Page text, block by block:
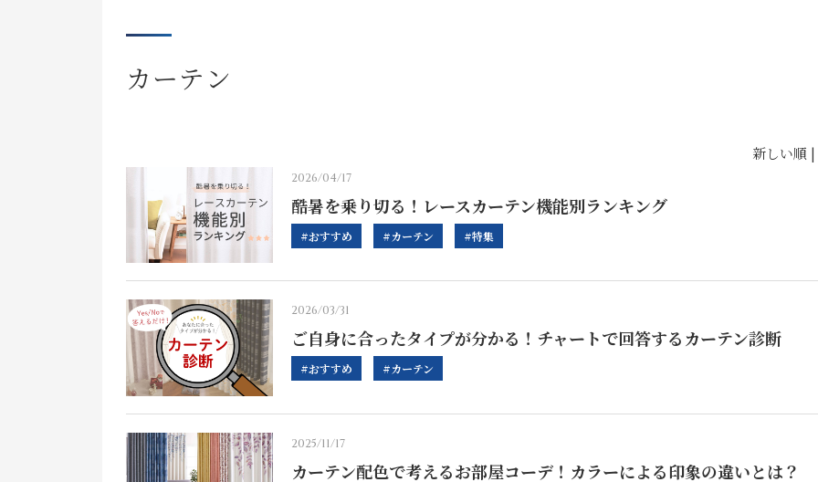
カーテン
新しい順
2026/04/17
酷暑を乗り切る！レースカーテン機能別ランキング
#おすすめ #カーテン #特集
2026/03/31
ご自身に合ったタイプが分かる！チャートで回答するカーテン診断
#おすすめ #カーテン
2025/11/17
カーテン配色で考えるお部屋コーデ！カラーによる印象の違いとは？